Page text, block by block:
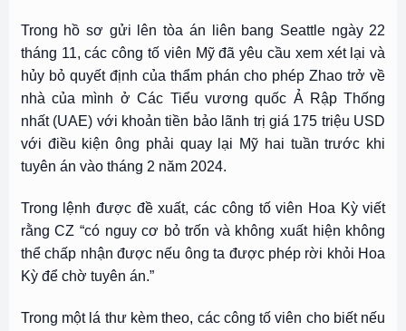
Trong hồ sơ gửi lên tòa án liên bang Seattle ngày 22
tháng 11, các công tố viên Mỹ đã yêu cầu xem xét lại và
hủy bỏ quyết định của thẩm phán cho phép Zhao trở về
nhà của mình ở Các Tiểu vương quốc Ả Rập Thống
nhất (UAE) với khoản tiền bảo lãnh trị giá 175 triệu USD
với điều kiện ông phải quay lại Mỹ hai tuần trước khi
tuyên án vào tháng 2 năm 2024.
Trong lệnh được đề xuất, các công tố viên Hoa Kỳ viết
rằng CZ “có nguy cơ bỏ trốn và không xuất hiện không
thể chấp nhận được nếu ông ta được phép rời khỏi Hoa
Kỳ để chờ tuyên án.”
Trong một lá thư kèm theo, các công tố viên cho biết nếu